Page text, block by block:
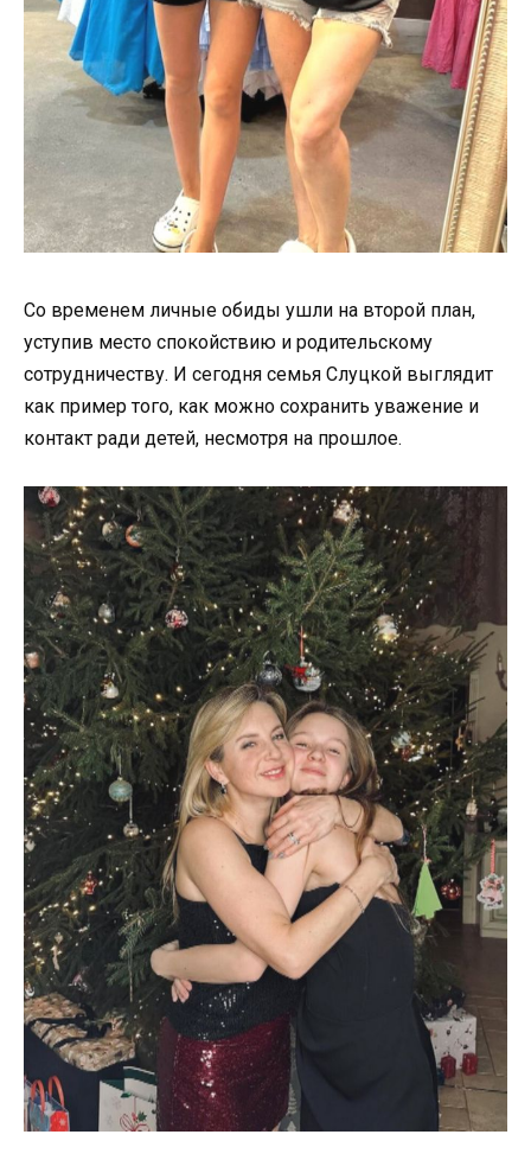
Со временем личные обиды ушли на второй план,
уступив место спокойствию и родительскому
сотрудничеству. И сегодня семья Слуцкой выглядит
как пример того, как можно сохранить уважение и
контакт ради детей, несмотря на прошлое.